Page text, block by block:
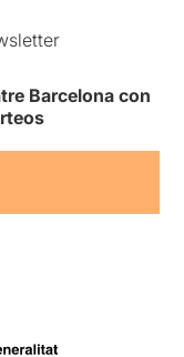
Barcelona con